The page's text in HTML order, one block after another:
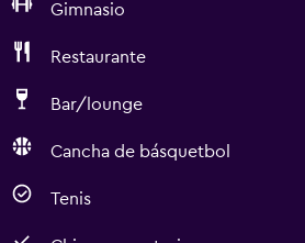
Gimnasio
Restaurante
Bar/lounge
Cancha de básquetbol
Tenis